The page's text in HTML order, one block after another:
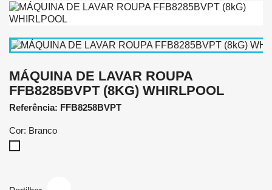
MÁQUINA DE LAVAR ROUPA
FFB8285BVPT (8KG) WHIRLPOOL
Referência: FFB8258BVPT
Cor: Branco